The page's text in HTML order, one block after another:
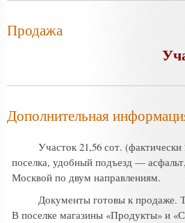
Продажа
Дополнительная
Участок 21,56 сот.
поселка, удобный подъезд —
Москвой по двум направлениям.
Документы готовы к продаже.
В поселке магазины «Продукты» и